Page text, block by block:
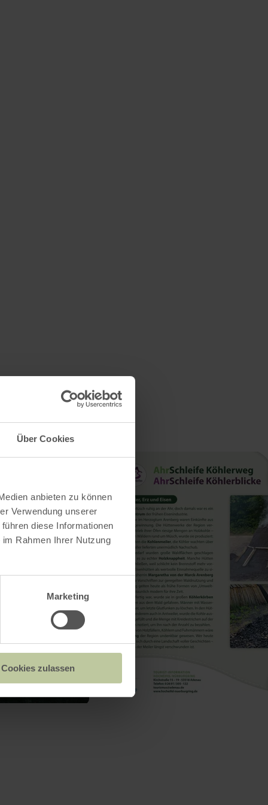
Über Cookies
anbieten zu können
Verwendung unserer
diese Informationen
Rahmen Ihrer Nutzung
Marketing
Cookies zulassen